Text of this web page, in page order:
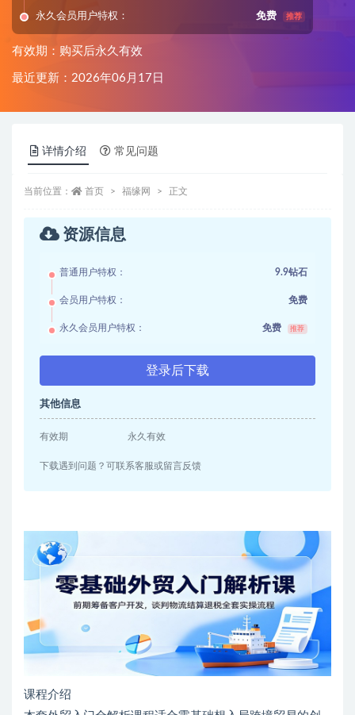
永久会员用户特权： 免费 推荐
有效期：购买后永久有效
最近更新：2026年06月17日
详情介绍 常见问题
当前位置： 首页 福缘网 正文
资源信息
普通用户特权： 9.9钻石
会员用户特权： 免费
永久会员用户特权： 免费 推荐
登录后下载
其他信息
有效期 永久有效
下载遇到问题？可联系客服或留言反馈
课程介绍